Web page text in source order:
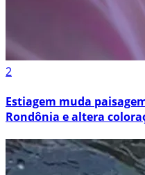
2
Estiagem muda
Rondônia e altera